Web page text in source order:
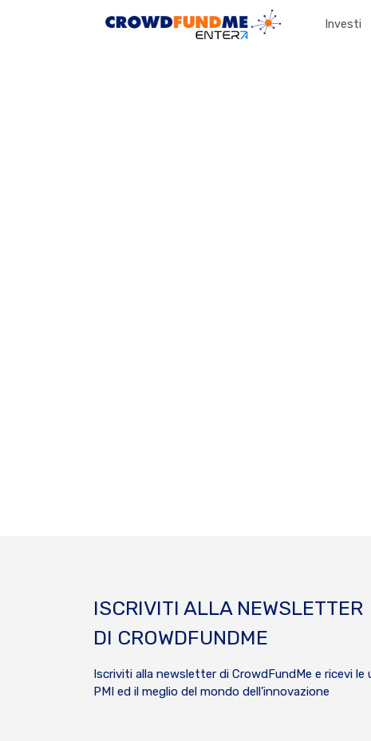
Investi
ISCRIVITI ALLA NEWSLETTER
DI CROWDFUNDME
Iscriviti alla newsletter di CrowdFundMe e ricevi
PMI ed il meglio del mondo dell’innovazione